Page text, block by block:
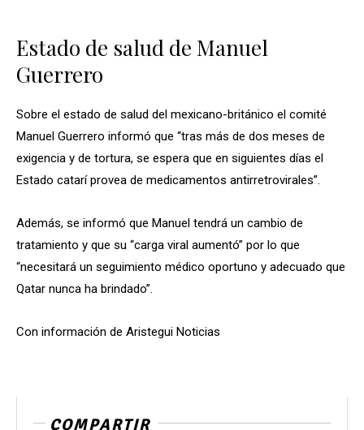
Estado de salud de Manuel
Guerrero
Sobre el estado de salud del mexicano-británico el comité
Manuel Guerrero informó que “tras más de dos meses de
exigencia y de tortura, se espera que en siguientes días el
Estado catarí provea de medicamentos antirretrovirales”.
Además, se informó que Manuel tendrá un cambio de
tratamiento y que su “carga viral aumentó” por lo que
“necesitará un seguimiento médico oportuno y adecuado que
Qatar nunca ha brindado”.
Con información de Aristegui Noticias
COMPARTIR